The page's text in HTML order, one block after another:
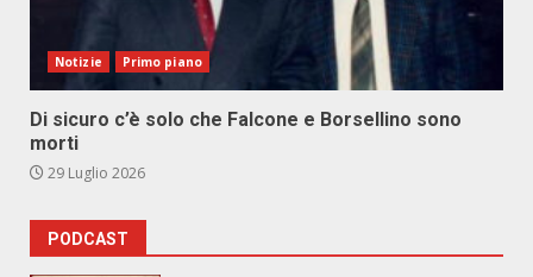
Notizie Primo piano
Di sicuro c’è solo che Falcone e Borsellino sono
morti
29 Luglio 2026
PODCAST